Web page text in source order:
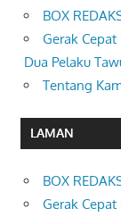
BOX
Gerak
Dua Pelaku
Tentang
LAMAN
BOX
Gerak